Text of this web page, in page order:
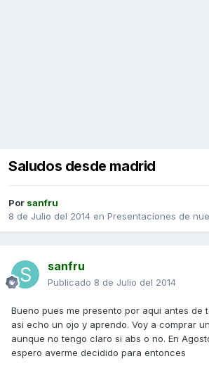
Saludos desde madrid
Por sanfru
8 de Julio del 2014 en Presentaciones de
sanfru
Publicado 8 de Julio del 2014
Bueno pues me presento por aqui antes de
asi echo un ojo y aprendo. Voy a comprar
aunque no tengo claro si abs o no. En
espero averme decidido para entonces